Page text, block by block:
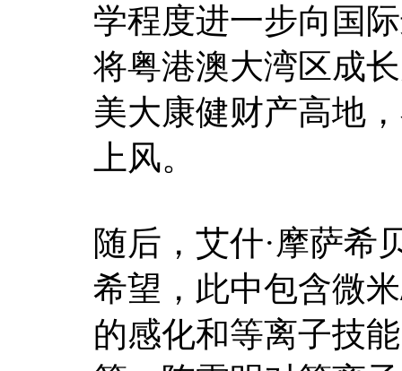
学程度进一步向国
将粤港澳大湾区成
美大康健财产高地
上风。
随后，艾什·摩萨希
希望，此中包含微
的感化和等离子技